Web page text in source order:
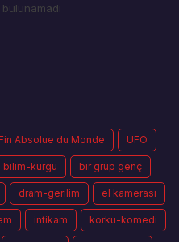
Absolue du Monde UFO
bilim-kurgu bir grup genç
dram-gerilim el kamerası
intikam korku-komedi